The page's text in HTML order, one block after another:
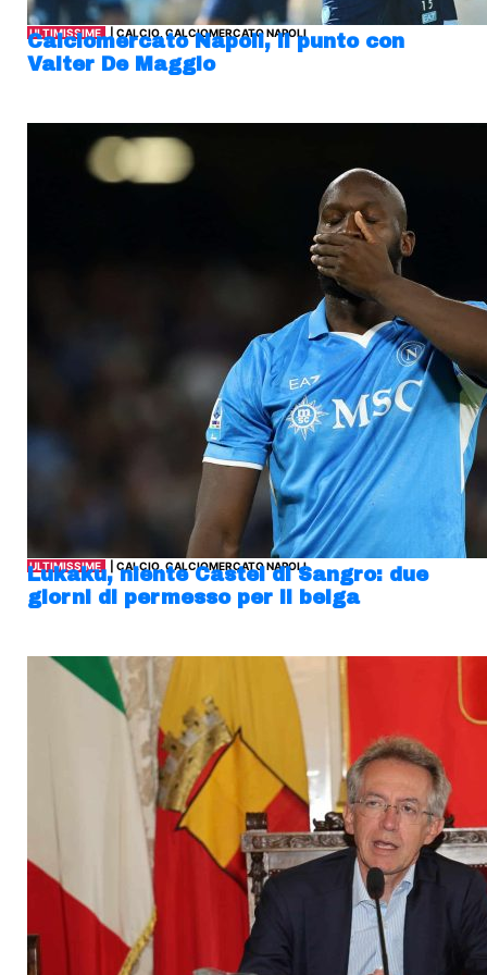
ULTIMISSIME | CALCIO, CALCIOMERCATO NAPOLI
Calciomercato Napoli, il punto con
Valter De Maggio
ULTIMISSIME | CALCIO, CALCIOMERCATO NAPOLI
Lukaku, niente Castel di Sangro: due
giorni di permesso per il belga